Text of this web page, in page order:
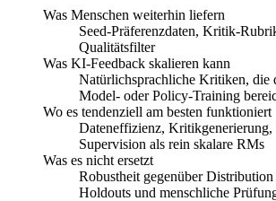
Was Menschen weiterhin liefern
Seed-Präferenzdaten, Kritik-
Qualitätsfilter
Was KI-Feedback skalieren kann
Natürlichsprachliche Kritiken, die
Model- oder Policy-Training
Wo es tendenziell am besten funktioniert
Dateneffizienz, Kritikgenerierung,
Supervision als rein skalare RMs
Was es nicht ersetzt
Robustheit gegenüber
Holdouts und menschliche